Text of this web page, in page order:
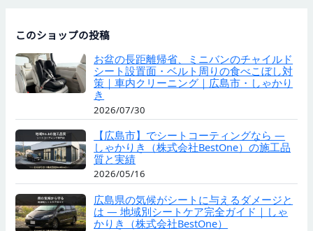
このショップの投稿
お盆の長距離帰省、ミニバンのチャイルド
シート設置面・ベルト周りの食べこぼし対
策｜車内クリーニング｜広島市・しゃかり
き
2026/07/30
【広島市】でシートコーティングなら —
しゃかりき（株式会社BestOne）の施工品
質と実績
2026/05/16
広島県の気候がシートに与えるダメージと
は — 地域別シートケア完全ガイド｜しゃ
かりき（株式会社BestOne）